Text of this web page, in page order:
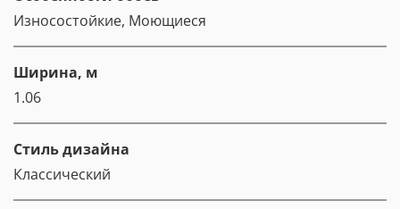
Износостойкие, Моющиеся
Ширина, м
1.06
Стиль дизайна
Классический